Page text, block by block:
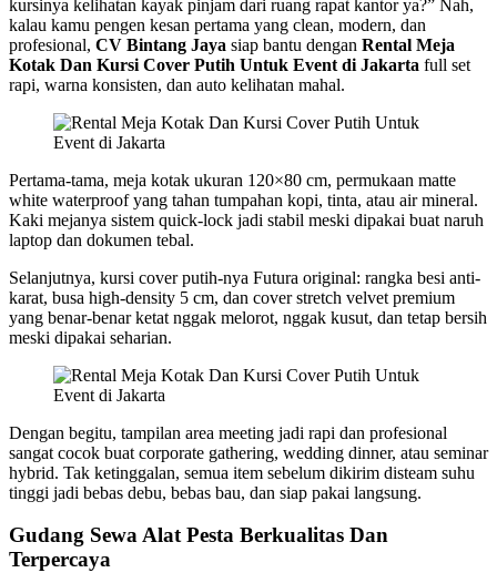
kursinya kelihatan kayak pinjam dari ruang rapat kantor ya?” Nah,
kalau kamu pengen kesan pertama yang clean, modern, dan
profesional, CV Bintang Jaya siap bantu dengan Rental Meja
Kotak Dan Kursi Cover Putih Untuk Event di Jakarta full set
rapi, warna konsisten, dan auto kelihatan mahal.
Pertama-tama, meja kotak ukuran 120×80 cm, permukaan matte
white waterproof yang tahan tumpahan kopi, tinta, atau air mineral.
Kaki mejanya sistem quick-lock jadi stabil meski dipakai buat naruh
laptop dan dokumen tebal.
Selanjutnya, kursi cover putih-nya Futura original: rangka besi anti-
karat, busa high-density 5 cm, dan cover stretch velvet premium
yang benar-benar ketat nggak melorot, nggak kusut, dan tetap bersih
meski dipakai seharian.
Dengan begitu, tampilan area meeting jadi rapi dan profesional
sangat cocok buat corporate gathering, wedding dinner, atau seminar
hybrid. Tak ketinggalan, semua item sebelum dikirim disteam suhu
tinggi jadi bebas debu, bebas bau, dan siap pakai langsung.
Gudang Sewa Alat Pesta Berkualitas Dan
Terpercaya